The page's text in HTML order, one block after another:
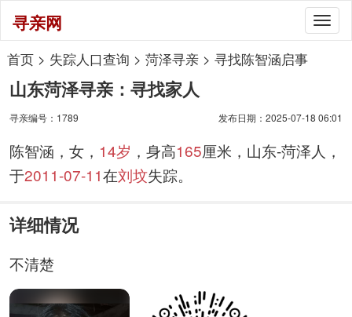
寻亲网
首页> 失踪人口查询 > 菏泽寻亲> 寻找陈智涵启事
山东菏泽寻亲：寻找家人
寻亲编号：1789 发布日期：2025-07-18 06:01
陈智涵，女， 14岁 ，身高165厘米，山东-菏泽人，
于2011-07-11在刘坟失踪。
详细情况
不清楚